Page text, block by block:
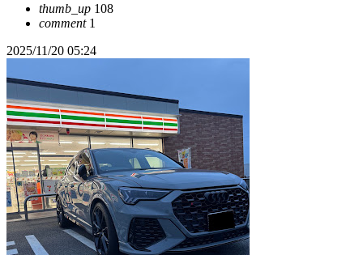
thumb_up 108
comment1
2025/11/20 05:24